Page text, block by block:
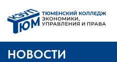
НОВОСТИ